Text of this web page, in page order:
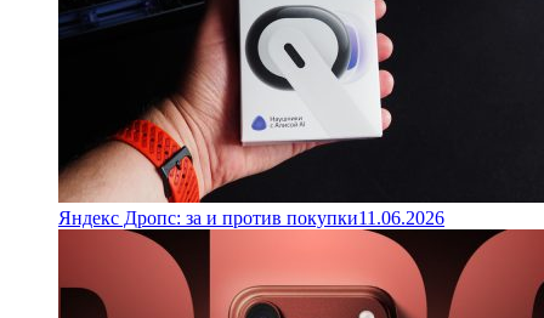
Яндекс Дропс: за и против покупки11.06.2026